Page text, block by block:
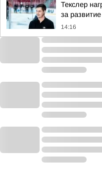
Текслер
за
14:16